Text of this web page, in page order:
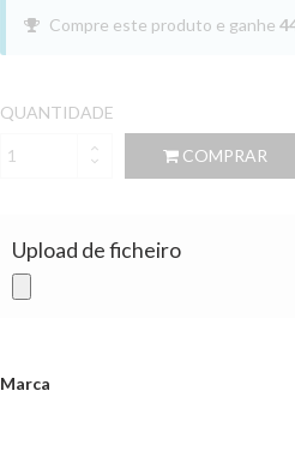
Compre este produto e ganhe
QUANTIDADE
COMPRAR
Upload de ficheiro
Marca